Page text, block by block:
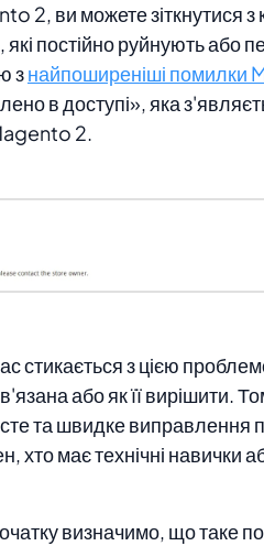
2, ви можете зіткнутися з
постійно руйнують або
знайпоширеніші помилки
в доступі», яка
2.
стикається з цією
або як її вирішити.
та швидке виправлення
хто має технічні навички
визначимо, що таке